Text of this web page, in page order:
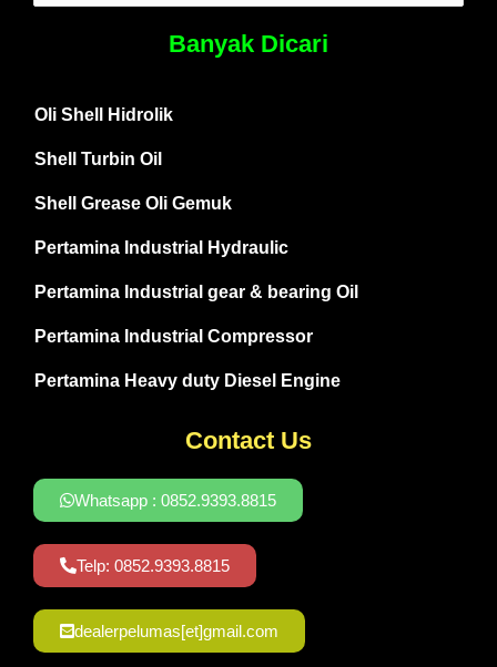
Banyak Dicari
Oli Shell Hidrolik
Shell Turbin Oil
Shell Grease Oli Gemuk
Pertamina Industrial Hydraulic
Pertamina Industrial gear & bearing Oil
Pertamina Industrial Compressor
Pertamina Heavy duty Diesel Engine
Contact Us
Whatsapp : 0852.9393.8815
Telp: 0852.9393.8815
dealerpelumas[et]gmail.com